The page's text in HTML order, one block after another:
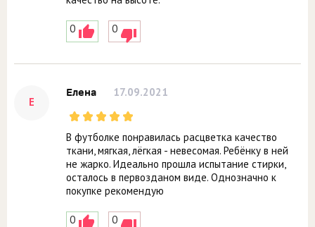
0 0
Е
Елена 17.09.2021
В футболке понравилась расцветка качество
ткани, мягкая, лёгкая - невесомая. Ребёнку в ней
не жарко. Идеально прошла испытание стирки,
осталось в первозданом виде. Однозначно к
покупке рекомендую
0 0